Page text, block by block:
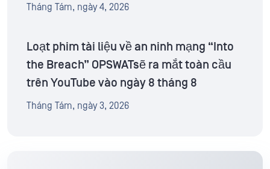
Tháng Tám, ngày 4, 2026
Loạt phim tài liệu về an ninh mạng “Into
the Breach” OPSWATsẽ ra mắt toàn cầu
trên YouTube vào ngày 8 tháng 8
Tháng Tám, ngày 3, 2026